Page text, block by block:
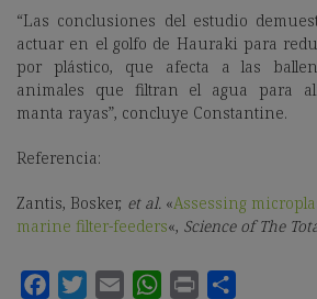
“Las conclusiones del estudio
actuar en el golfo de Hauraki para
por plástico, que afecta a las
animales que filtran el agua para
manta rayas”, concluye Constantine.
Referencia:
Zantis, Bosker, et al. «Assessing
marine filter-feeders«, Science of The